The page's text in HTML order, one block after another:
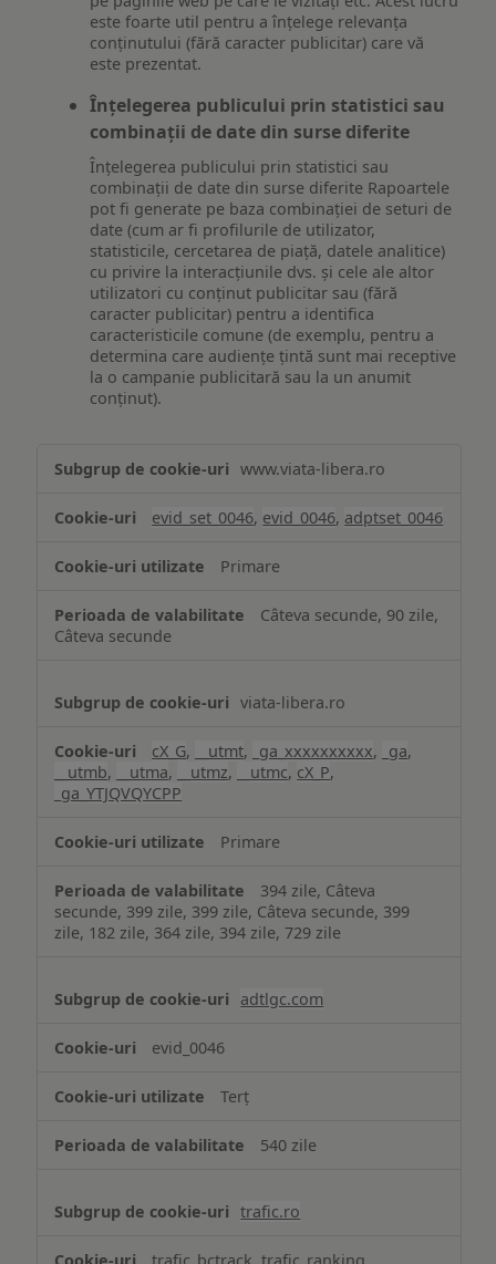
este foarte util pentru a înțelege relevanța
conținutului (fără caracter publicitar) care vă
este prezentat.
Înțelegerea publicului prin statistici sau
combinații de date din surse diferite
Înțelegerea publicului prin statistici sau
combinații de date din surse diferite Rapoartele
pot fi generate pe baza combinației de seturi de
date (cum ar fi profilurile de utilizator,
statisticile, cercetarea de piață, datele analitice)
cu privire la interacțiunile dvs. și cele ale altor
utilizatori cu conținut publicitar sau (fără
caracter publicitar) pentru a identifica
caracteristicile comune (de exemplu, pentru a
determina care audiențe țintă sunt mai receptive
la o campanie publicitară sau la un anumit
conținut).
www.viata-libera.ro
evid_set_0046, evid_0046, adptset_0046
Primare
Câteva secunde, 90 zile,
Câteva secunde
viata-libera.ro
cX_G, __utmt, _ga_xxxxxxxxxx, _ga,
__utmb, __utma, __utmz, __utmc, cX_P,
_ga_YTJQVQYCPP
Primare
394 zile, Câteva
secunde, 399 zile, 399 zile, Câteva secunde, 399
zile, 182 zile, 364 zile, 394 zile, 729 zile
adtlgc.com
evid_0046
Terț
540 zile
trafic.ro